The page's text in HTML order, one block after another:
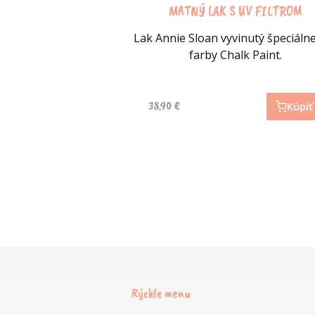
MATNÝ LAK S UV FILTROM
Lak Annie Sloan vyvinutý
farby Chalk Paint.
38,90€ Kúpiť
SVETLÝ VOSK - CLEAR SOFT
Svetlý vosk je úplne
takmer bez zápachu.
od10,90€ Kúpiť
Rýchle menu